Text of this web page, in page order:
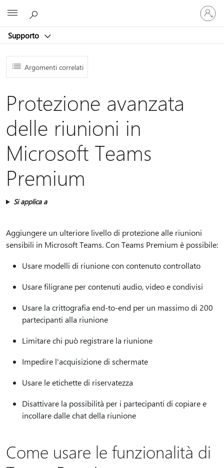
Supporto
Accedi
con
il
account
Argomenti correlati
Protezione avanzata
delle riunioni in
Microsoft Teams
Premium
Si applica a
Aggiungere un ulteriore livello di protezione alle riunioni
sensibili in Microsoft Teams. Con Teams Premium è possibile:
Usare modelli di riunione con contenuto controllato
Usare filigrane per contenuti audio, video e condivisi
Usare la crittografia end-to-end per un massimo di 200
partecipanti alla riunione
Limitare chi può registrare la riunione
Impedire l'acquisizione di schermate
Usare le etichette di riservatezza
Disattivare la possibilità per i partecipanti di copiare e
incollare dalle chat della riunione
Come usare le funzionalità di